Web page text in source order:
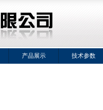
产品展示 技术参数